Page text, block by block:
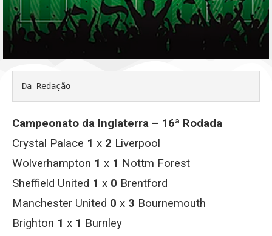
Da Redação
Campeonato da Inglaterra – 16ª Rodada
Crystal Palace 1 x 2 Liverpool
Wolverhampton 1 x 1 Nottm Forest
Sheffield United 1 x 0 Brentford
Manchester United 0 x 3 Bournemouth
Brighton 1 x 1 Burnley